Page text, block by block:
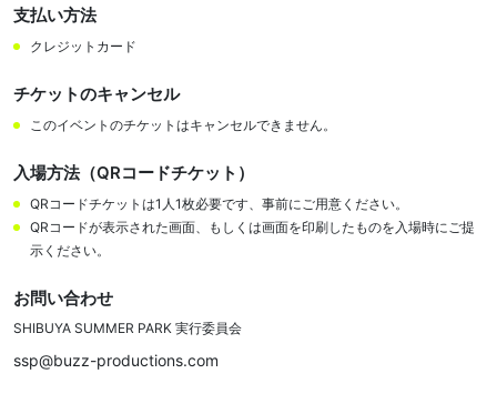
支払い方法
クレジットカード
チケットのキャンセル
このイベントのチケットはキャンセルできません。
入場方法（QRコードチケット）
QRコードチケットは1人1枚必要です、事前にご用意ください。
QRコードが表示された画面、もしくは画面を印刷したものを入場時にご提
示ください。
お問い合わせ
SHIBUYA SUMMER PARK 実行委員会
ssp@buzz-productions.com